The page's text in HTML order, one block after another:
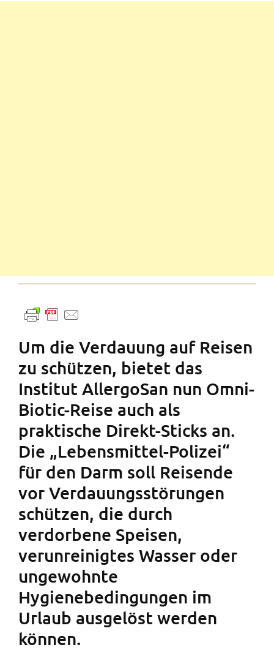
Um die Verdauung auf Reisen
zu schützen, bietet das
Institut AllergoSan nun Omni-
Biotic-Reise auch als
praktische Direkt-Sticks an.
Die „Lebensmittel-Polizei“
für den Darm soll Reisende
vor Verdauungsstörungen
schützen, die durch
verdorbene Speisen,
verunreinigtes Wasser oder
ungewohnte
Hygienebedingungen im
Urlaub ausgelöst werden
können.